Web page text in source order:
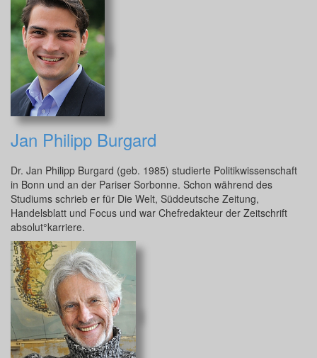
Jan Philipp Burgard
Dr. Jan Philipp Burgard (geb. 1985) studierte Politikwissenschaft
in Bonn und an der Pariser Sorbonne. Schon während des
Studiums schrieb er für Die Welt, Süddeutsche Zeitung,
Handelsblatt und Focus und war Chefredakteur der Zeitschrift
absolut°karriere.